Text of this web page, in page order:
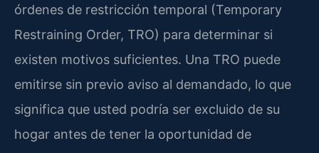
órdenes de restricción temporal (Temporary
Restraining Order, TRO) para determinar si
existen motivos suficientes. Una TRO puede
emitirse sin previo aviso al demandado, lo que
significa que usted podría ser excluido de su
hogar antes de tener la oportunidad de